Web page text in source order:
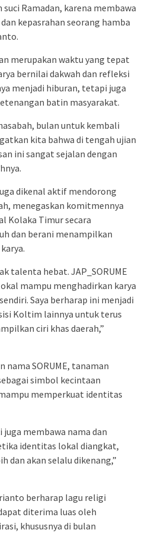
Ramadan, karena membawa
kepasrahan seorang hamba
merupakan waktu yang tepat
bernilai dakwah dan refleksi
menjadi hiburan, tetapi juga
batin masyarakat.
bulan untuk kembali
kita bahwa di tengah ujian
ini sangat sejalan dengan
dikenal aktif mendorong
menegaskan komitmennya
Kolaka Timur secara
dan berani menampilkan
talenta hebat. JAP_SORUME
mampu menghadirkan karya
Saya berharap ini menjadi
Koltim lainnya untuk terus
ciri khas daerah,”
nama SORUME, tanaman
simbol kecintaan
memperkuat identitas
membawa nama dan
identitas lokal diangkat,
dan akan selalu dikenang,”
berharap lagu religi
diterima luas oleh
khususnya di bulan